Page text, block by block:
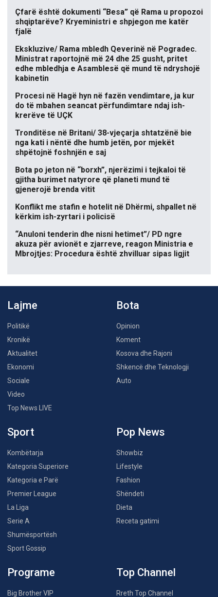
Çfarë është dokumenti “Besa” që Rama u propozoi
shqiptarëve? Kryeministri e shpjegon me katër
fjalë
Ekskluzive/ Rama mbledh Qeverinë në Pogradec.
Ministrat raportojnë më 24 dhe 25 gusht, pritet
edhe mbledhja e Asamblesë që mund të ndryshojë
kabinetin
Procesi në Hagë hyn në fazën vendimtare, ja kur
do të mbahen seancat përfundimtare ndaj ish-
krerëve të UÇK
Tronditëse në Britani/ 38-vjeçarja shtatzënë bie
nga kati i nëntë dhe humb jetën, por mjekët
shpëtojnë foshnjën e saj
Bota po jeton në “borxh”, njerëzimi i tejkaloi të
gjitha burimet natyrore që planeti mund të
gjenerojë brenda vitit
Konflikt me stafin e hotelit në Dhërmi, shpallet në
kërkim ish-zyrtari i policisë
“Anuloni tenderin dhe nisni hetimet”/ PD ngre
akuza për avionët e zjarreve, reagon Ministria e
Mbrojtjes: Procedura është zhvilluar sipas ligjit
Lajme
Politikë
Kronikë
Aktualitet
Ekonomi
Sociale
Video
Top News LIVE
Bota
Opinion
Koment
Kosova dhe Rajoni
Shkencë dhe Teknologji
Auto
Sport
Kombëtarja
Kategoria Superiore
Kategoria e Parë
Premier League
La Liga
Serie A
Shumësportësh
Sport Gossip
Pop News
Showbiz
Lifestyle
Fashion
Shëndeti
Dieta
Receta gatimi
Programe
Big Brother VIP
Top Channel
Rreth Top Channel